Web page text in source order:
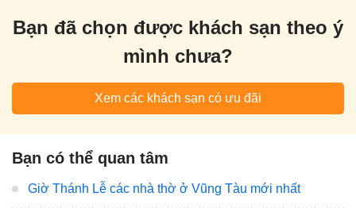
Bạn đã chọn được khách sạn theo ý
mình chưa?
Xem các khách sạn có ưu đãi
Bạn có thể quan tâm
Giờ Thánh Lễ các nhà thờ ở Vũng Tàu mới nhất